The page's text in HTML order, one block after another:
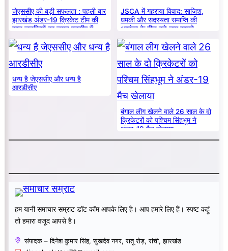
जेएससीए की बड़ी सफलता : पहली बार
झारखंड अंडर-19 क्रिकेट टीम की
सात लड़कियों का चयन एनसीए में
JSCA में गहराया विवाद: साजिश,
धमकी और सदस्यता समाप्ति की
आशंका के बीच बड़े नाम सामने
धन्य है जेएससीए और धन्य है
आरडीसीए
बंगाल लीग खेलने वाले 26 साल के दो
क्रिकेटरों को पश्चिम सिंहभूम ने
अंडर-19 मैच खेलाया
हम यानी समाचार सम्राट डॉट कॉम आपके लिए है। आप हमारे लिए हैं। स्पष्ट कहूं
तो हमारा वजूद आपसे है।
संपादक – दिनेश कुमार सिंह, सुखदेव नगर, रातू रोड़, रांची, झारखंड